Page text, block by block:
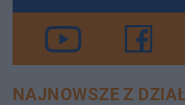
NAJNOWSZE Z